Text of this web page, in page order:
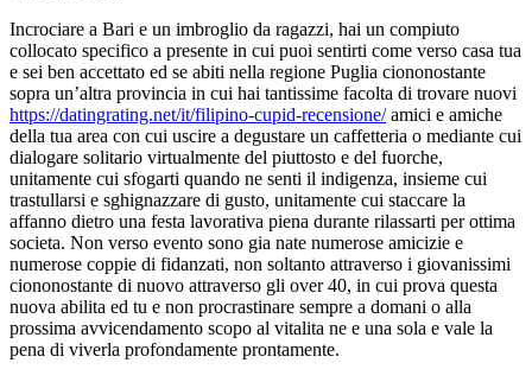
Incrociare a Bari e un imbroglio da ragazzi, hai un compiuto
collocato specifico a presente in cui puoi sentirti come verso casa tua
e sei ben accettato ed se abiti nella regione Puglia ciononostante
sopra un’altra provincia in cui hai tantissime facolta di trovare nuovi
https://datingrating.net/it/filipino-cupid-recensione/amici e amiche
della tua area con cui uscire a degustare un caffetteria o mediante cui
dialogare solitario virtualmente del piuttosto e del fuorche,
unitamente cui sfogarti quando ne senti il indigenza, insieme cui
trastullarsi e sghignazzare di gusto, unitamente cui staccare la
affanno dietro una festa lavorativa piena durante rilassarti per ottima
societa. Non verso evento sono gia nate numerose amicizie e
numerose coppie di fidanzati, non soltanto attraverso i giovanissimi
ciononostante di nuovo attraverso gli over 40, in cui prova questa
nuova abilita ed tu e non procrastinare sempre a domani o alla
prossima avvicendamento scopo al vitalita ne e una sola e vale la
pena di viverla profondamente prontamente.